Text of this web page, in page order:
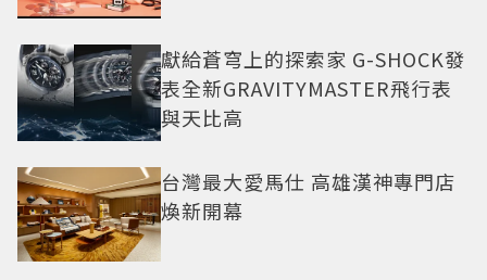
獻給蒼穹上的探索家 G-SHOCK發
表全新GRAVITYMASTER飛行表
與天比高
台灣最大愛馬仕 高雄漢神專門店
煥新開幕